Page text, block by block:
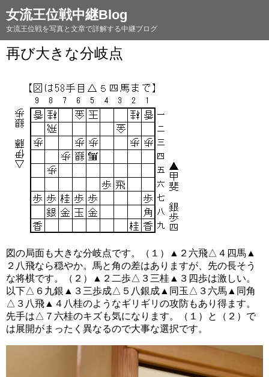
女流王位戦中継Blog
女流王位戦を写真と文章で詳解する中継ブログ
再び大きな分岐点
図の局面も大きな分岐点です。（１）▲２六飛△４四馬▲
２八飛なら穏やか。馬と角の差はありますが、先の長そう
な将棋です。（２）▲２二歩△３三桂▲３四歩は激しい。
以下△６九銀▲３三歩成△５八銀成▲同玉△３六馬▲同角
△３八飛▲４八桂のようなギリギリの攻防もあり得ます。
先手は△７六桂のキズも気になります。（１）と（２）で
は展開がまったく異なるので大事な選択です。